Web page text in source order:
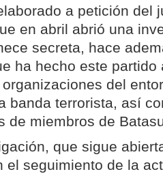
a petición del
en abril abrió una
secreta, hace
ha hecho este
del
banda terrorista, así
de miembros de
que sigue
el seguimiento de la